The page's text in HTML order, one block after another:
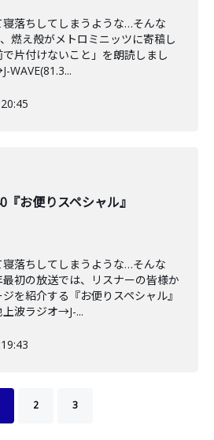
落ちしてしまうような…そんな
燃え殻がメトロミニッツに寄稿し
片付けないこと」を朗読しまし
『お便りスペシャル』
落ちしてしまうような…そんな
初の放送では、リスナーの皆様か
を紹介する『お便りスペシャル』
波ラジオ→J-...
2 3